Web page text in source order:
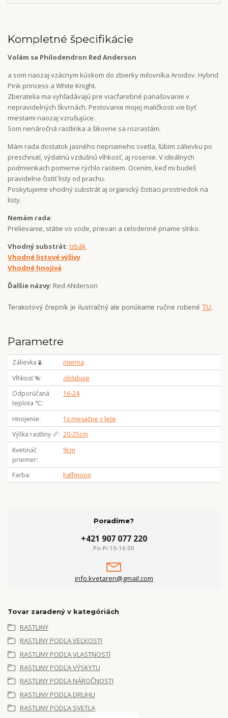
Kompletné špecifikácie
Volám sa Philodendron Red Anderson
a som naozaj vzácnym kúskom do zbierky milovníka Aroidov. Hybrid
Pink princess a White Knight.
Zberatelia ma vyhľadávajú pre viacfarebné panašovanie v
nepravidelných škvrnách. Pestovanie mojej maličkosti vie byť
miestami naozaj vzrušujúce.
Som nenáročná rastlinka a šikovne sa rozrastám.
Mám rada dostatok jasného nepriameho svetla, ľúbim zálievku po
preschnutí, výdatnú vzdušnú vlhkosť, aj rosenie. V ideálnych
podmienkach pomerne rýchlo rastiem. Ocením, keď mi budeš
pravidelne čistiť listy od prachu.
Poskytujeme vhodný substrát aj organický čistiaci prostriedok na
listy.
Nemám rada:
Prelievanie, státie vo vode, prievan a celodenné priame slnko.
Vhodný substrát: Izbák
Vhodné listové výživy
Vhodné hnojivá
Ďalšie názvy: Red ANderson
Terakotový črepník je ilustračný ale ponúkame ručne robené TU.
Parametre
Zálievka 🧪
mierna
Vlhkosť %
obľubuje
Odporúčaná
teplota ℃
16-24
Hnojenie
1x mesačne v lete
Výška rastliny 📏 20-25cm
Kvetináč
priemer
9cm
Farba halfmoon
Poradíme?
+421 907 077 220
Po-Pi 10-16:00
info.kvetaren@gmail.com
Tovar zaradený v kategóriách
RASTLINY
RASTLINY PODĽA VEĽKOSTI
RASTLINY PODĽA VLASTNOSTÍ
RASTLINY PODĽA VÝSKYTU
RASTLINY PODĽA NÁROČNOSTI
RASTLINY PODĽA DRUHU
RASTLINY PODĽA SVETLA